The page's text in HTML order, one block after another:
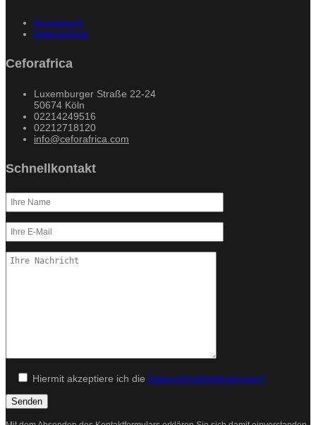
Impressum
Datenschutz
Ceforafrica
Luxemburger Straße 22-24
50674 Köln
02214249516
02212718120
info@ceforafrica.com
Schnellkontakt
Hiermit akzeptiere ich die Datenschutzbedingungen*